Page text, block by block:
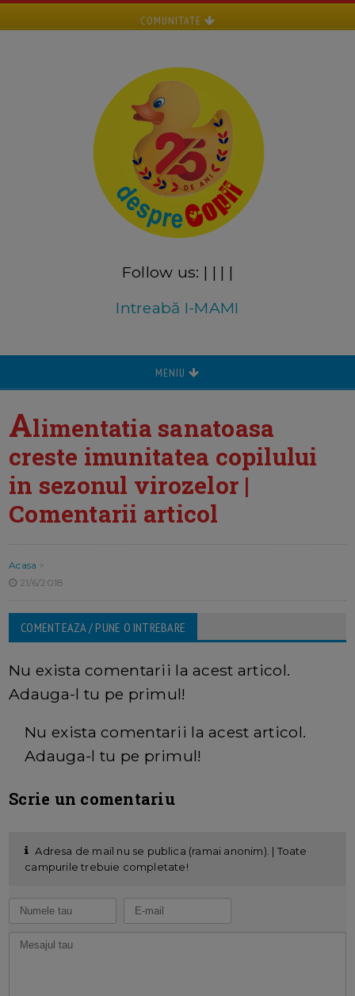
COMUNITATE
Follow us: | | | |
Intreabă I-MAMI
MENIU
Alimentatia sanatoasa
creste imunitatea copilului
in sezonul virozelor |
Comentarii articol
Acasa >
21/6/2018
COMENTEAZA / PUNE O INTREBARE
Nu exista comentarii la acest articol.
Adauga-l tu pe primul!
Nu exista comentarii la acest articol.
Adauga-l tu pe primul!
Scrie un comentariu
Adresa de mail nu se publica (ramai anonim). | Toate
campurile trebuie completate!